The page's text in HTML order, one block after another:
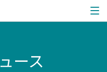
ース